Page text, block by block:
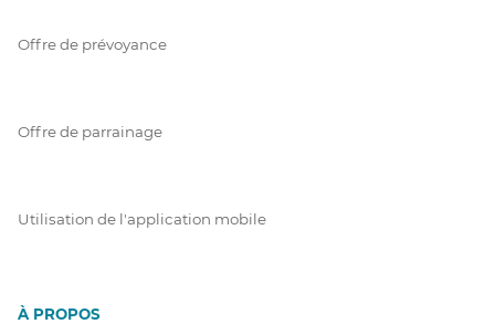
Offre de prévoyance
Offre de parrainage
Utilisation de l'application mobile
À PROPOS